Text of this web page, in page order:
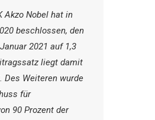
Akzo Nobel hat in
beschlossen, den
2021 auf 1,3
liegt damit
Des Weiteren wurde
für
90 Prozent der